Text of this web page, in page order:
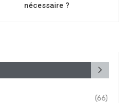
nécessaire ?
(66)